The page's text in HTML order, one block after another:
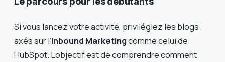
Si vous lancez votre activité, privilégiez les blogs
axés sur l’Inbound Marketingcomme celui de
HubSpot. L’objectif est de comprendre comment